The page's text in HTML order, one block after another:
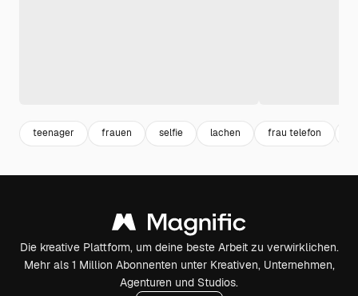
teenager frauen selfie lachen frau telefon
Die kreative Plattform, um deine beste Arbeit zu verwirklichen.
Mehr als 1 Million Abonnenten unter Kreativen, Unternehmen,
Agenturen und Studios.